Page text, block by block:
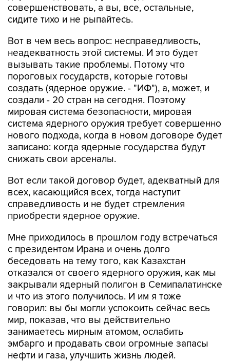
совершенствовать, а вы, все, остальные,
сидите тихо и не рыпайтесь.
Вот в чем весь вопрос: несправедливость,
неадекватность этой системы. И это будет
вызывать такие проблемы. Потому что
пороговых государств, которые готовы
создать (ядерное оружие. - "ИФ"), а, может, и
создали - 20 стран на сегодня. Поэтому
мировая система безопасности, мировая
система ядерного оружия требует совершенно
нового подхода, когда в новом договоре будет
записано: когда ядерные государства будут
снижать свои арсеналы.
Вот если такой договор будет, адекватный для
всех, касающийся всех, тогда наступит
справедливость и не будет стремления
приобрести ядерное оружие.
Мне приходилось в прошлом году встречаться
с президентом Ирана и очень долго
беседовать на тему того, как Казахстан
отказался от своего ядерного оружия, как мы
закрывали ядерный полигон в Семипалатинске
и что из этого получилось. И им я тоже
говорил: вы бы могли успокоить сейчас весь
мир, показав, что вы действительно
занимаетесь мирным атомом, ослабить
эмбарго и продавать свои огромные запасы
нефти и газа, улучшить жизнь людей.